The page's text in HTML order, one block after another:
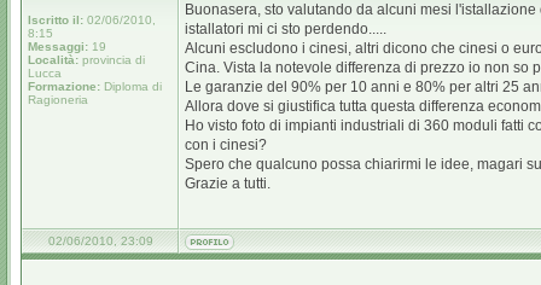
Iscritto il: 02/06/2010,
8:15
Messaggi: 19
Località: provincia di
Lucca
Formazione: Diploma di
Ragioneria
Buonasera, sto valutando da alcuni mesi
istallatori mi ci sto perdendo.....
Alcuni escludono i cinesi, altri dicono che cinesi o
Cina. Vista la notevole differenza di prezzo io non so
Le garanzie del 90% per 10 anni e 80% per altri 25
Allora dove si giustifica tutta questa differenza
Ho visto foto di impianti industriali di 360 moduli fatti
con i cinesi?
Spero che qualcuno possa chiarirmi le idee, magari
Grazie a tutti.
02/06/2010, 23:09